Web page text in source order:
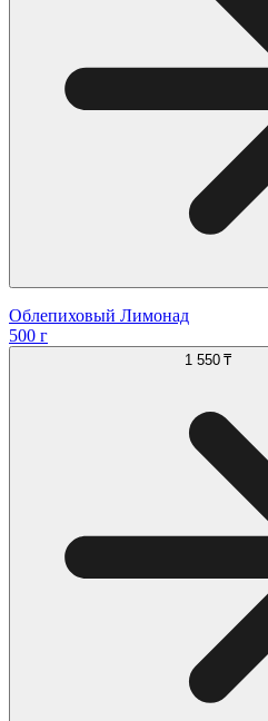
Облепиховый Лимонад
500 г
1 550 ₸